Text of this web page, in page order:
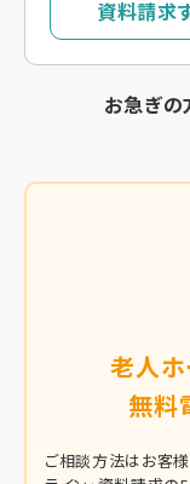
資料請求
お急ぎの
老人
無料
ご相談方法はお客様